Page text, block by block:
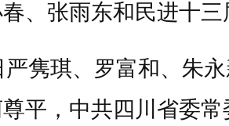
、张雨东和民进十
琪、罗富和、朱永
平，中共四川省委